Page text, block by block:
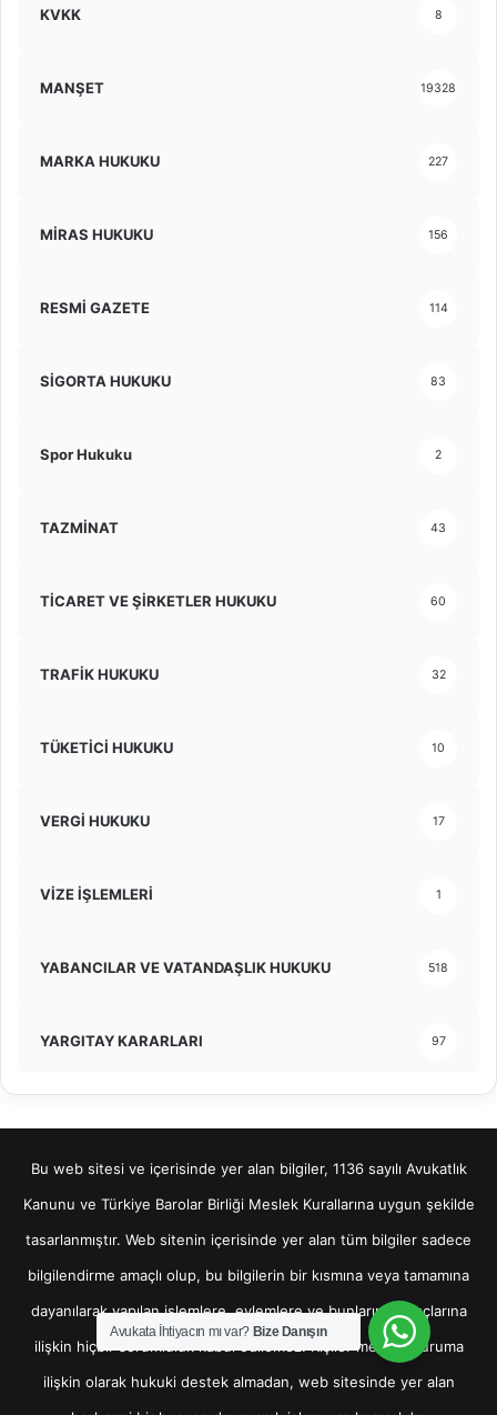
KVKK 8
MANŞET 19328
MARKA HUKUKU 227
MİRAS HUKUKU 156
RESMİ GAZETE 114
SİGORTA HUKUKU 83
Spor Hukuku 2
TAZMİNAT 43
TİCARET VE ŞİRKETLER HUKUKU 60
TRAFİK HUKUKU 32
TÜKETİCİ HUKUKU 10
VERGİ HUKUKU 17
VİZE İŞLEMLERİ 1
YABANCILAR VE VATANDAŞLIK HUKUKU 518
YARGITAY KARARLARI 97
Bu web sitesi ve içerisinde yer alan bilgiler, 1136 sayılı Avukatlık
Kanunu ve Türkiye Barolar Birliği Meslek Kurallarına uygun şekilde
tasarlanmıştır. Web sitenin içerisinde yer alan tüm bilgiler sadece
bilgilendirme amaçlı olup, bu bilgilerin bir kısmına veya tamamına
dayanılarak yapılan işlemlere, eylemlere ve bunların sonuçlarına
ilişkin hiçbir sorumluluk kabul edilemez. Kişiler mevcut duruma
ilişkin olarak hukuki destek almadan, web sitesinde yer alan
Avukata İhtiyacın mı var? Bize Danışın